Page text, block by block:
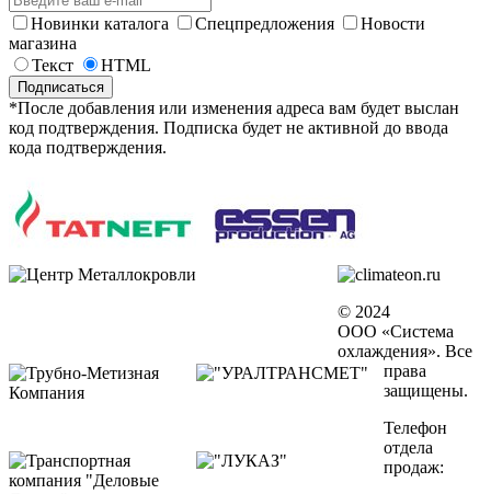
Новинки каталога Спецпредложения
Новости
магазина
Текст
HTML
*После добавления или изменения адреса вам будет выслан
код подтверждения. Подписка будет не активной до ввода
кода подтверждения.
© 2024
ООО «Система
охлаждения». Все
права
защищены.
Телефон
отдела
продаж: